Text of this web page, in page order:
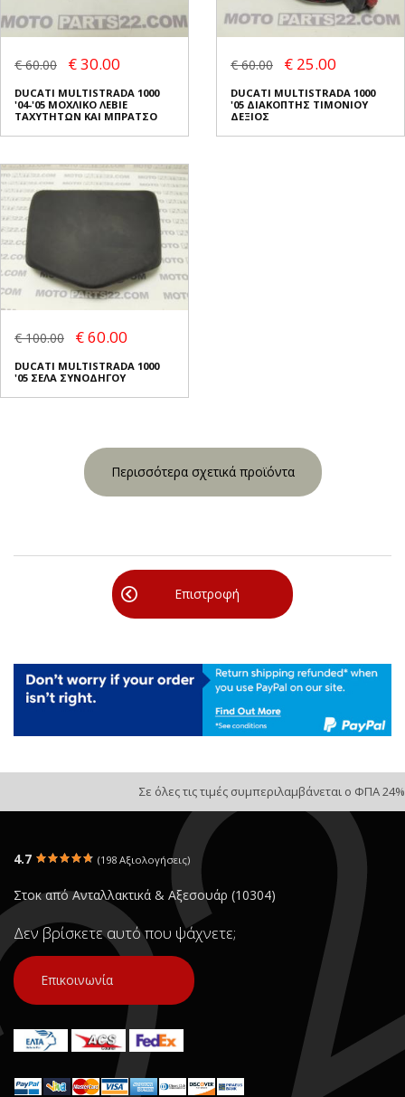
€ 60.00 € 30.00
DUCATI MULTISTRADA 1000
'04-'05 ΜΟΧΛΙΚΟ ΛΕΒΙΕ
ΤΑΧΥΤΗΤΩΝ ΚΑΙ ΜΠΡΑΤΣΟ
€ 60.00 € 25.00
DUCATI MULTISTRADA 1000
'05 ΔΙΑΚΟΠΤΗΣ ΤΙΜΟΝΙΟΥ
ΔΕΞΙΟΣ
€ 100.00 € 60.00
DUCATI MULTISTRADA 1000
'05 ΣΕΛΑ ΣΥΝΟΔΗΓΟΥ
Περισσότερα σχετικά προϊόντα
Επιστροφή
Σε όλες τις τιμές συμπεριλαμβάνεται ο ΦΠΑ 24%
4.7 (198 Αξιολογήσεις)
Στοκ από Ανταλλακτικά & Αξεσουάρ (10304)
Δεν βρίσκετε αυτό που ψάχνετε;
Επικοινωνία